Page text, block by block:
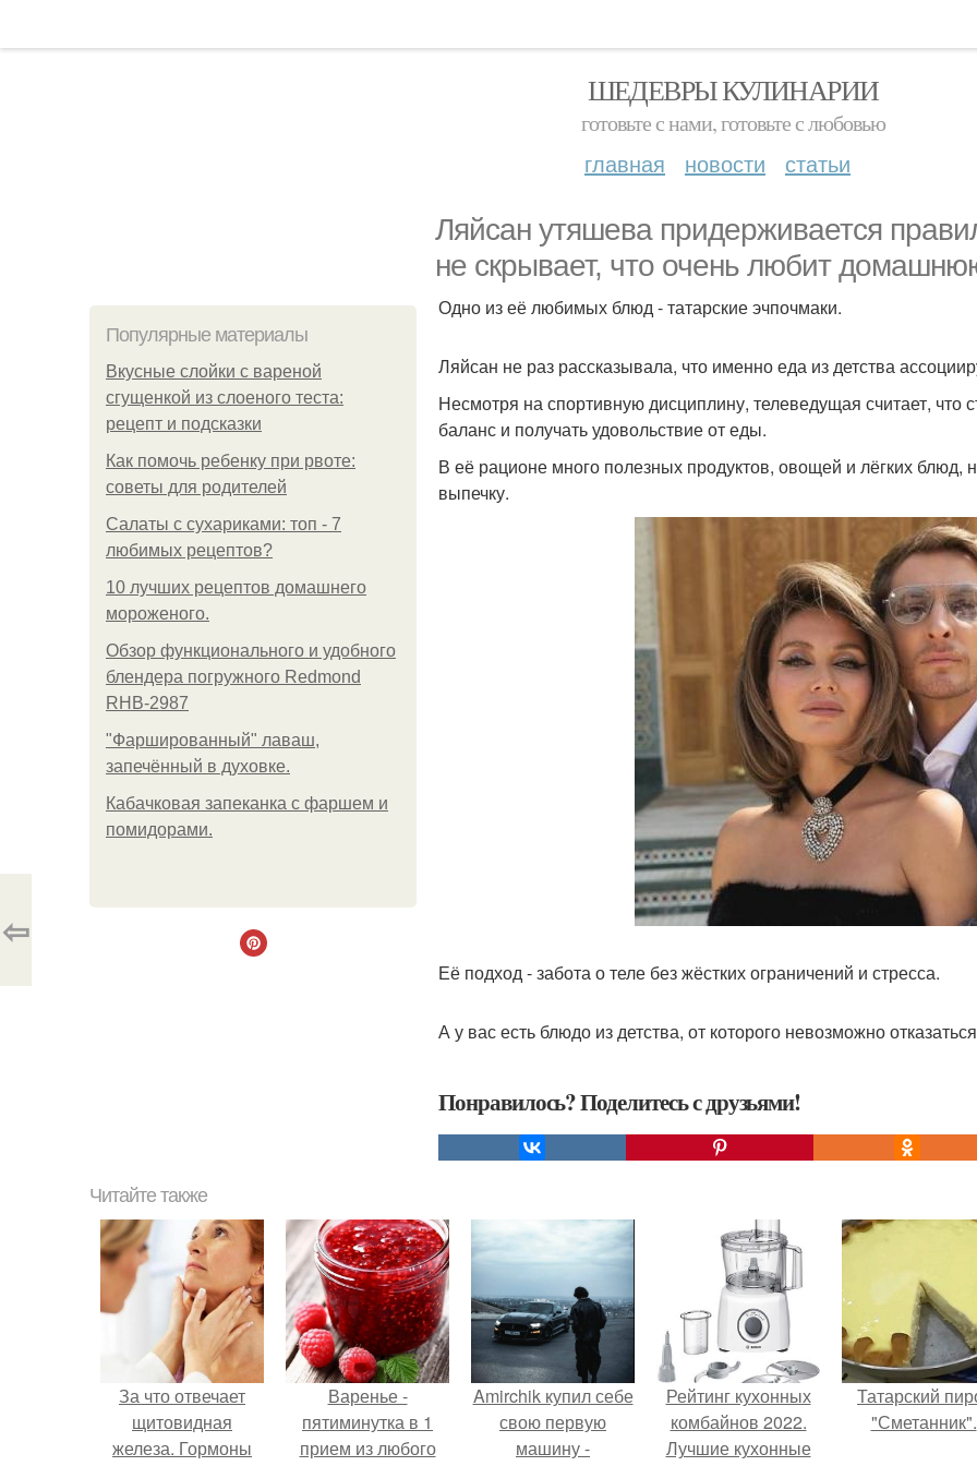
ШЕДЕВРЫ КУЛИНАРИИ
готовьте с нами, готовьте с любовью
главная новости статьи
Ляйсан утяшева придерживается
не скрывает, что очень любит
Популярные материалы
Вкусные слойки с вареной
сгущенкой из слоеного теста:
рецепт и подсказки
Как помочь ребенку при рвоте:
советы для родителей
Салаты с сухариками: топ - 7
любимых рецептов?
10 лучших рецептов домашнего
мороженого.
Обзор функционального и удобного
блендера погружного Redmond
RHB-2987
"Фаршированный" лаваш,
запечённый в духовке.
Кабачковая запеканка с фаршем и
помидорами.
Одно из её любимых блюд - татарские эчпочмаки.
Ляйсан не раз рассказывала, что именно еда из детства
Несмотря на спортивную дисциплину, телеведущая считает, что
баланс и получать удовольствие от еды.
В её рационе много полезных продуктов, овощей и лёгких блюд,
выпечку.
Её подход - забота о теле без жёстких ограничений и стресса.
А у вас есть блюдо из детства, от которого невозможно
Понравилось? Поделитесь с друзьями!
⇦
Читайте также
За что отвечает
щитовидная
железа. Гормоны
Варенье -
пятиминутка в 1
прием из любого
Amirchik купил себе
свою первую
машину -
Рейтинг кухонных
комбайнов 2022.
Лучшие кухонные
Татарский
"Сметанник".